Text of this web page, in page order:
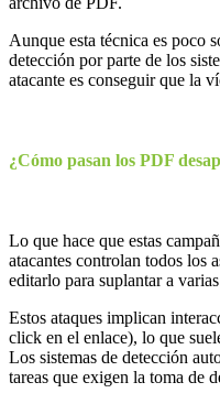
Aunque esta técnica es poco
detección por parte de los
atacante es conseguir que la
¿Cómo pasan los PDF
Lo que hace que estas
atacantes controlan todos los
editarlo para suplantar a
Estos ataques implican
click en el enlace), lo que
Los sistemas de detección
tareas que exigen la toma de